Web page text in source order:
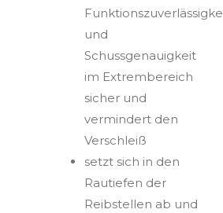
und
Schussgenauigkeit
im Extrembereich
sicher und
vermindert den
Verschleiß
setzt sich in den
Rautiefen der
Reibstellen ab und